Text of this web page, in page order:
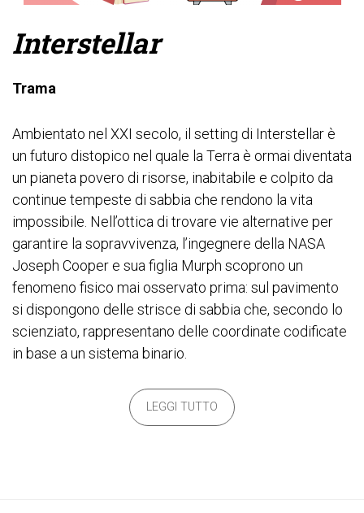
Interstellar
Trama
Ambientato nel XXI secolo, il setting di Interstellar è
un futuro distopico nel quale la Terra è ormai diventata
un pianeta povero di risorse, inabitabile e colpito da
continue tempeste di sabbia che rendono la vita
impossibile. Nell’ottica di trovare vie alternative per
garantire la sopravvivenza, l’ingegnere della NASA
Joseph Cooper e sua figlia Murph scoprono un
fenomeno fisico mai osservato prima: sul pavimento
si dispongono delle strisce di sabbia che, secondo lo
scienziato, rappresentano delle coordinate codificate
in base a un sistema binario.
LEGGI TUTTO